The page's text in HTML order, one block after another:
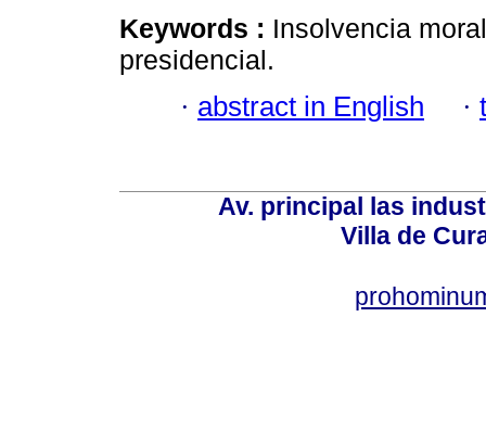
Keywords : Insolvencia
presidencial.
· abstract in English ·
Av. principal las
Villa de